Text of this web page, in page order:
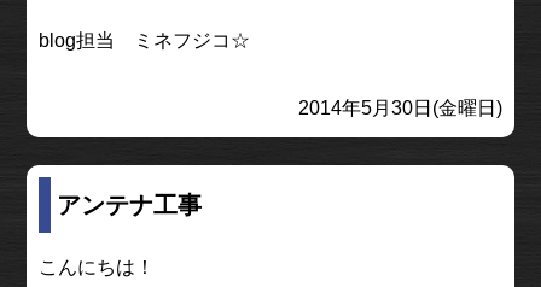
blog担当 ミネフジコ☆
2014年5月30日(金曜日)
アンテナ工事
こんにちは！